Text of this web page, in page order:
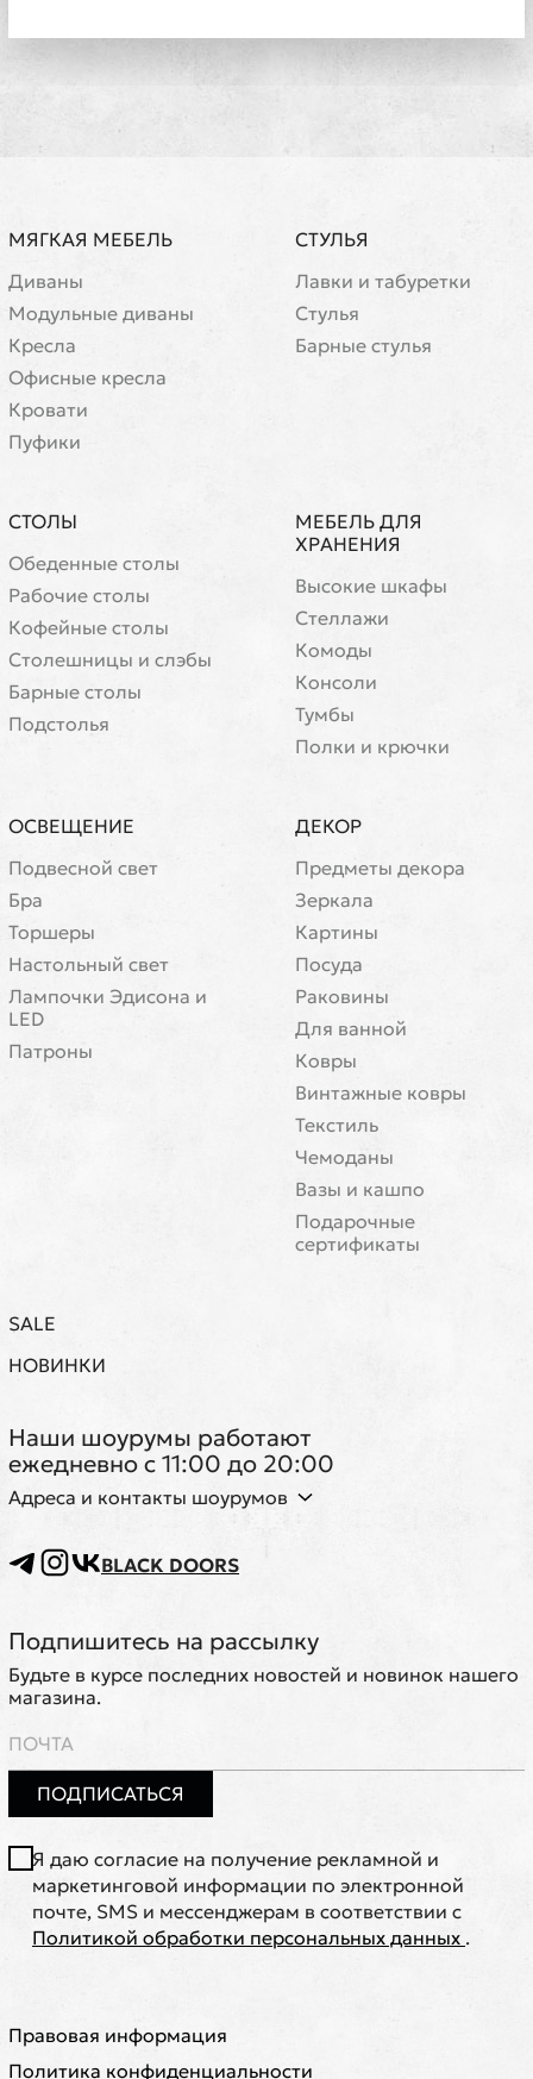
МЯГКАЯ МЕБЕЛЬ
Диваны
Модульные диваны
Кресла
Офисные кресла
Кровати
Пуфики
СТУЛЬЯ
Лавки и табуретки
Стулья
Барные стулья
СТОЛЫ
Обеденные столы
Рабочие столы
Кофейные столы
Cтолешницы и слэбы
Барные столы
Подстолья
МЕБЕЛЬ ДЛЯ
ХРАНЕНИЯ
Высокие шкафы
Стеллажи
Комоды
Консоли
Тумбы
Полки и крючки
ОСВЕЩЕНИЕ
Подвесной свет
Бра
Торшеры
Настольный свет
Лампочки Эдисона и
LED
Патроны
ДЕКОР
Предметы декора
Зеркала
Картины
Посуда
Раковины
Для ванной
Ковры
Винтажные ковры
Текстиль
Чемоданы
Вазы и кашпо
Подарочные
сертификаты
SALE
НОВИНКИ
Наши шоурумы работают
ежедневно с 11:00 до 20:00
Адреса и контакты шоурумов
BLACK DOORS
Подпишитесь на рассылку
Будьте в курсе последних новостей и новинок нашего
магазина.
ПОДПИСАТЬСЯ
Я даю согласие на получение рекламной и
маркетинговой информации по электронной
почте, SMS и мессенджерам в соответствии с
Политикой обработки персональных данных .
Правовая информация
Политика конфиденциальности